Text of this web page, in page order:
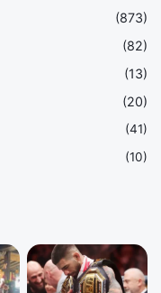
(873)
(82)
(13)
(20)
(41)
(10)